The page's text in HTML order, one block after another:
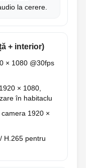
la cerere.
+ interior)
× 1080 @30fps
× 1080,
în habitaclu
camera 1920 ×
H.265 pentru